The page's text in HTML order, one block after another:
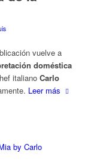
vuelve a
doméstica
italiano Carlo
Leer más